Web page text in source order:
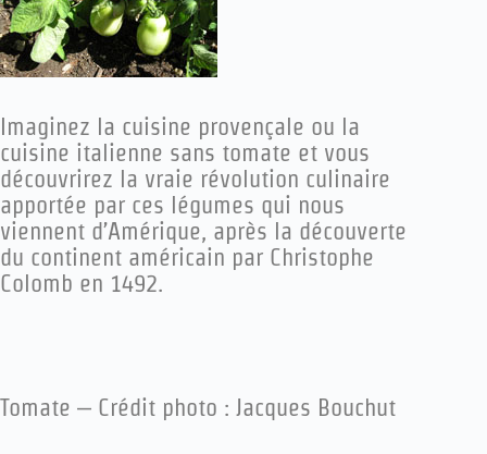
Imaginez la cuisine provençale ou la
cuisine italienne sans tomate et vous
découvrirez la vraie révolution culinaire
apportée par ces légumes qui nous
viennent d’Amérique, après la découverte
du continent américain par Christophe
Colomb en 1492.
Tomate – Crédit photo : Jacques Bouchut